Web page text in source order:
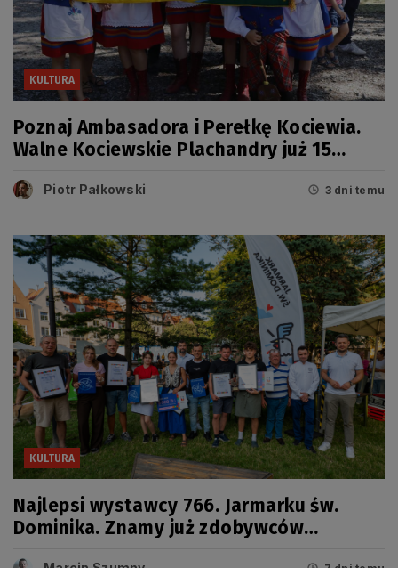
KULTURA
Poznaj Ambasadora i Perełkę Kociewia.
Walne Kociewskie Plachandry już 15
Piotr Pałkowski 3 dni temu
KULTURA
Najlepsi wystawcy 766. Jarmarku św.
Dominika. Znamy już zdobywców